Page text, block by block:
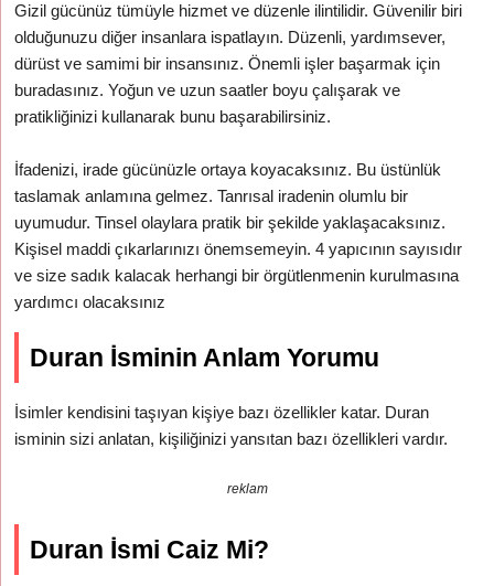
Gizil gücünüz tümüyle hizmet ve düzenle ilintilidir. Güvenilir biri
olduğunuzu diğer insanlara ispatlayın. Düzenli, yardımsever,
dürüst ve samimi bir insansınız. Önemli işler başarmak için
buradasınız. Yoğun ve uzun saatler boyu çalışarak ve
pratikliğinizi kullanarak bunu başarabilirsiniz.
İfadenizi, irade gücünüzle ortaya koyacaksınız. Bu üstünlük
taslamak anlamına gelmez. Tanrısal iradenin olumlu bir
uyumudur. Tinsel olaylara pratik bir şekilde yaklaşacaksınız.
Kişisel maddi çıkarlarınızı önemsemeyin. 4 yapıcının sayısıdır
ve size sadık kalacak herhangi bir örgütlenmenin kurulmasına
yardımcı olacaksınız
Duran İsminin Anlam Yorumu
İsimler kendisini taşıyan kişiye bazı özellikler katar. Duran
isminin sizi anlatan, kişiliğinizi yansıtan bazı özellikleri vardır.
reklam
Duran İsmi Caiz Mi?